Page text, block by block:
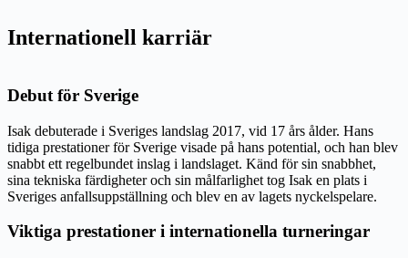
Internationell karriär
Debut för Sverige
Isak debuterade i Sveriges landslag 2017, vid 17 års ålder. Hans
tidiga prestationer för Sverige visade på hans potential, och han blev
snabbt ett regelbundet inslag i landslaget. Känd för sin snabbhet,
sina tekniska färdigheter och sin målfarlighet tog Isak en plats i
Sveriges anfallsuppställning och blev en av lagets nyckelspelare.
Viktiga prestationer i internationella turneringar